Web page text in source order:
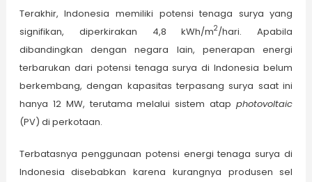
Terakhir, Indonesia memiliki potensi tenaga surya yang
signifikan, diperkirakan 4,8 kWh/m2/hari. Apabila
dibandingkan dengan negara lain, penerapan energi
terbarukan dari potensi tenaga surya di Indonesia belum
berkembang, dengan kapasitas terpasang surya saat ini
hanya 12 MW, terutama melalui sistem atapphotovoltaic
(PV) di perkotaan.
Terbatasnya penggunaan potensi energi tenaga surya di
Indonesia disebabkan karena kurangnya produsen sel